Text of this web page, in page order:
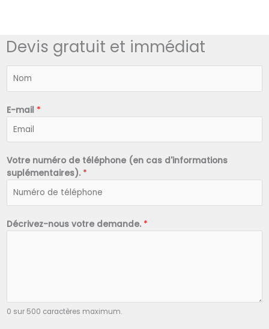
Devis gratuit et immédiat
*
E-mail *
Votre numéro de téléphone (en cas d'informations
suplémentaires). *
Décrivez-nous votre demande. *
0 sur 500 caractères maximum.